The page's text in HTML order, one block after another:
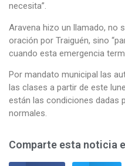
necesita”.
Aravena hizo un llamado, no
oración por Traiguén, sino
cuando esta emergencia
Por mandato municipal las
las clases a partir de este
están las condiciones dadas
normales.
Comparte esta noticia